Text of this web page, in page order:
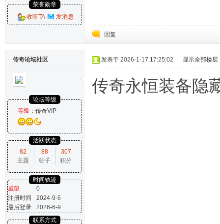
荣誉勋章
收听TA
发消息
回复
传奇论坛社区
论坛等级
等級： 传奇VIP
活跃状态
82
主题
88
帖子
307
积分
时间轨迹
威望
0
注册时间
2024-9-6
最后登录
2026-6-9
联系方式
发表于 2026-1-17 17:25:02 显示全部楼层
传奇永恒装备隐